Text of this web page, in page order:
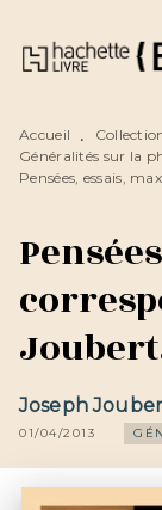
MENU
Accueil •
Généralités sur la
Pensées, essais,
Joseph
01/04/2013